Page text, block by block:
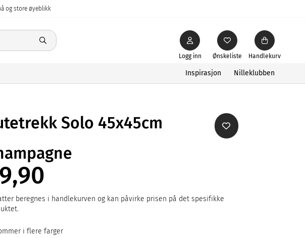
og store øyeblikk
Ønskeliste
Logg inn Handlekurv
Inspirasjon Nilleklubben
Solo 45x45cm
beregnes i handlekurven og kan påvirke prisen på det spesifikke
i flere farger